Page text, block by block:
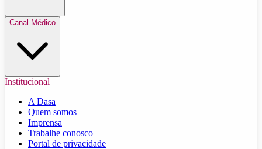
Canal Médico
Institucional
A Dasa
Quem somos
Imprensa
Trabalhe conosco
Portal de privacidade